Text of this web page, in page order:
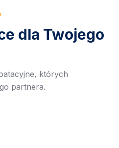
dla Twojego
których
partnera.